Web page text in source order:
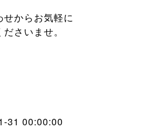
せからお気軽に
さいませ。
31 00:00:00